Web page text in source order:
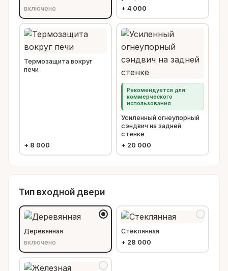
включено
+ 4 000
Термозащита вокруг
печи
+ 8 000
Рекомендуется для
коммерческого
использования
Усиленный огнеупорный
сэндвич на задней
стенке
+ 20 000
Тип входной двери
Деревянная
включено
Стеклянная
+ 28 000